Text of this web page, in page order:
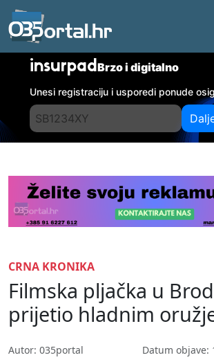
insurpadBrzo i digitalno
Unesi registraciju i usporedi ponude
CRNA KRONIKA
Filmska pljačka u
prijetio hladnim
Autor: 035portal Datum objave: